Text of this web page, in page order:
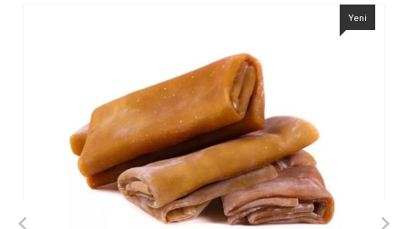
Yeni